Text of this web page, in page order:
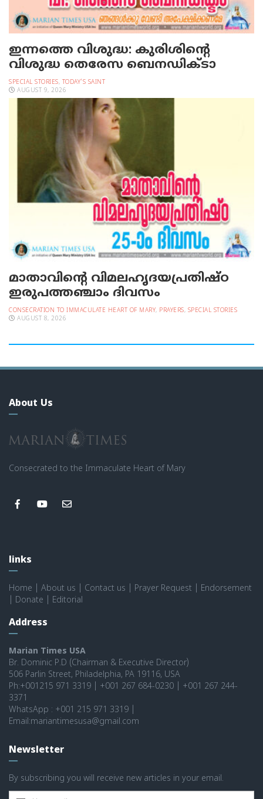
ഇന്നത്തെ വിശുദ്ധ: കുരിശിന്റെ
വിശുദ്ധ തെരേസ ബെനഡിക്ടാ
SPECIAL STORIES, TODAY'S SAINT
AUGUST 9, 2026
മാതാവിന്റെ വിമലഹൃദയപ്രതിഷ്ഠ
ഇരുപത്തഞ്ചാം ദിവസം
CONSECRATION TO IMMACULATE HEART OF MARY, PRAYERS, SPECIAL STORIES
AUGUST 8, 2026
About Us
Consecrated to the Immaculate Heart of Mary
links
Home About us Contact us Prayer Request
Endorsement
Donate Editorial
Address
Marian Times USA
Br. Dominic P.D (Chairman & Executive Director)
506 Parlin Street, Philadelphia, PA 19116, USA
Ph:+001215 971 3319 | +001 267 684-0230 | +001 267 244-
3371
WhatsApp : +001 215 971 3319 |
Email:mariantimesusa@gmail.com
Newsletter
By subscribing you will receive new articles in your email.